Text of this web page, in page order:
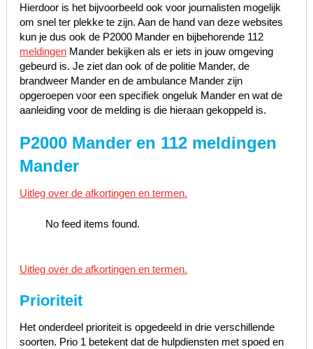
Hierdoor is het bijvoorbeeld ook voor journalisten mogelijk
om snel ter plekke te zijn. Aan de hand van deze websites
kun je dus ook de P2000 Mander en bijbehorende 112
meldingenMander bekijken als er iets in jouw omgeving
gebeurd is. Je ziet dan ook of de politie Mander, de
brandweer Mander en de ambulance Mander zijn
opgeroepen voor een specifiek ongeluk Mander en wat de
aanleiding voor de melding is die hieraan gekoppeld is.
P2000 Mander en 112 meldingen
Mander
Uitleg over de afkortingen en termen.
No feed items found.
Uitleg over de afkortingen en termen.
Prioriteit
Het onderdeel prioriteit is opgedeeld in drie verschillende
soorten. Prio 1 betekent dat de hulpdiensten met spoed en